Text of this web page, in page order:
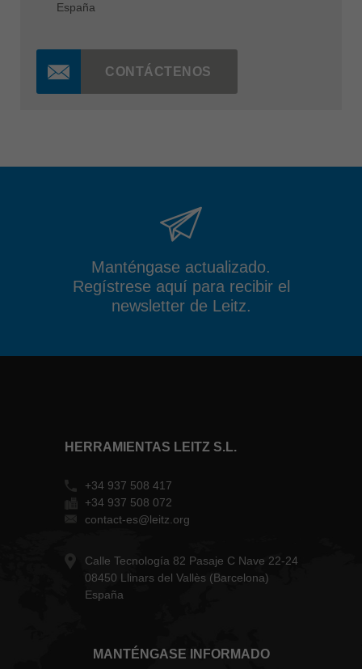
España
CONTÁCTENOS
Manténgase actualizado.
Regístrese aquí para recibir el
newsletter de Leitz.
HERRAMIENTAS LEITZ S.L.
+34 937 508 417
+34 937 508 072
contact-es@leitz.org
Calle Tecnología 82 Pasaje C Nave 22-24
08450 Llinars del Vallès (Barcelona)
España
MANTÉNGASE INFORMADO